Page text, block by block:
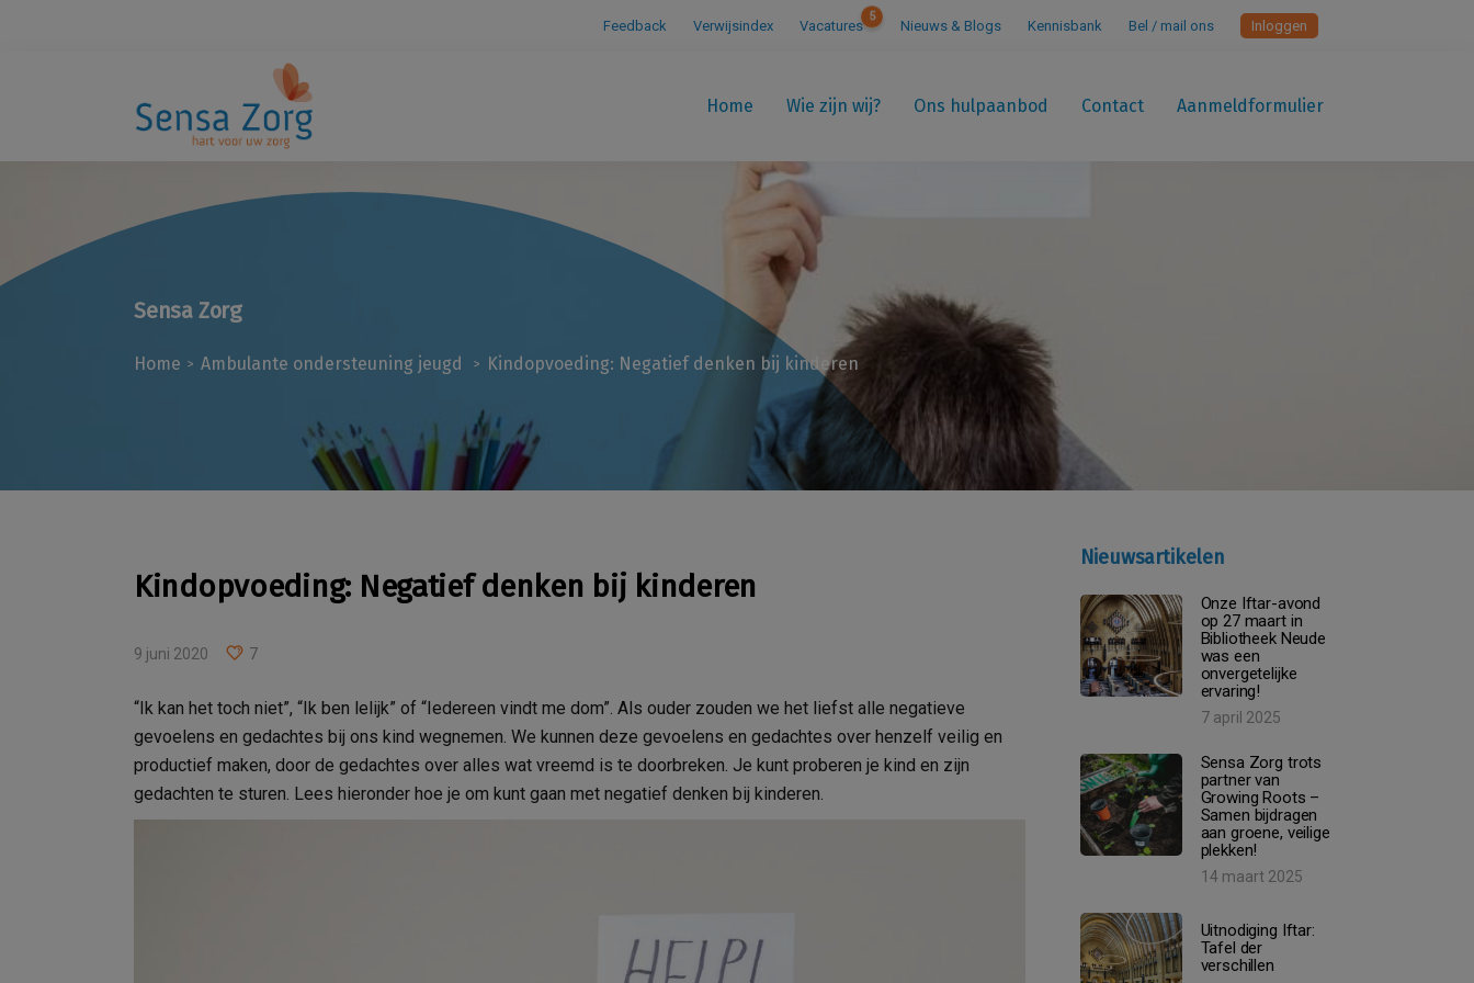
Feedback Verwijsindex Vacatures
5
Nieuws & Blogs Kennisbank Bel / mail ons Inloggen
Home Wie zijn wij? Ons hulpaanbod Contact Aanmeldformulier
Sensa Zorg
Home > Ambulante ondersteuning jeugd > Kindopvoeding: Negatief denken bij kinderen
Kindopvoeding: Negatief denken bij kinderen
9 juni 2020 7
“Ik kan het toch niet”, “Ik ben lelijk” of “Iedereen vindt me dom”. Als ouder zouden we het liefst alle negatieve
gevoelens en gedachtes bij ons kind wegnemen. We kunnen deze gevoelens en gedachtes over henzelf veilig en
productief maken, door de gedachtes over alles wat vreemd is te doorbreken. Je kunt proberen je kind en zijn
gedachten te sturen. Lees hieronder hoe je om kunt gaan met negatief denken bij kinderen.
Nieuwsartikelen
Onze Iftar-avond
op 27 maart in
Bibliotheek Neude
was een
onvergetelijke
ervaring!
7 april 2025
Sensa Zorg trots
partner van
Growing Roots –
Samen bijdragen
aan groene, veilige
plekken!
14 maart 2025
Uitnodiging Iftar:
Tafel der
verschillen